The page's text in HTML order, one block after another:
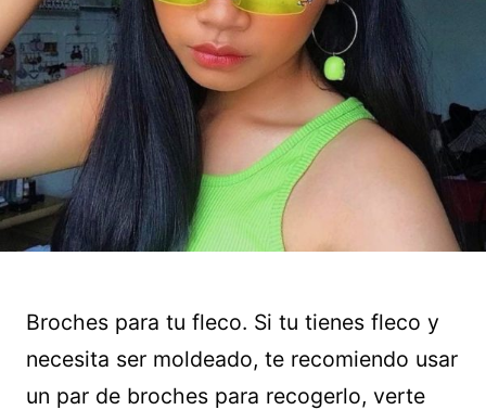
Broches para tu fleco. Si tu tienes fleco y
necesita ser moldeado, te recomiendo usar
un par de broches para recogerlo, verte